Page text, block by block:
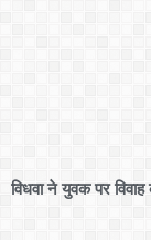
विधवा ने युवक पर विवाह